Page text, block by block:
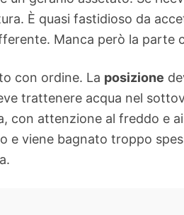
È quasi fastidioso da
Manca però la parte
con ordine. La posizione
trattenere acqua nel
con attenzione al freddo e
e viene bagnato troppo